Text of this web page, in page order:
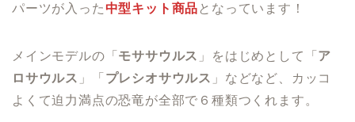
パーツが入った 中型キット商品 となっています！
メインモデルの「 モササウルス 」をはじめとして「 ア
ロサウルス 」「 プレシオサウルス 」などなど、カッコ
よくて迫力満点の恐竜が全部で６種類つくれます。